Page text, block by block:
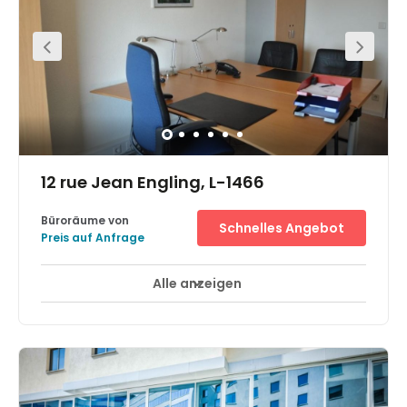
Moderne Kunst Großherzog Johann (das auch als
beeindruckenden Wandel des Stadtteils zum Wohn- und
Kulturgebiet. Ausserdem beherbergt der Distrikt
Multisport-Anlagen, ein Olympia Schwimmbecken (La
Coque), sowie einen Kino-Komplex und ein zentral
gelegenes Einkaufszentrum der Gruppe Auchan.
12 rue Jean Engling, L-1466
Tagungsräume
Gut erreichbar vom Flughafen und von den Autobahnen.
Büroräume von
Preis auf Anfrage
Schnelles Angebot
Alle anzeigen